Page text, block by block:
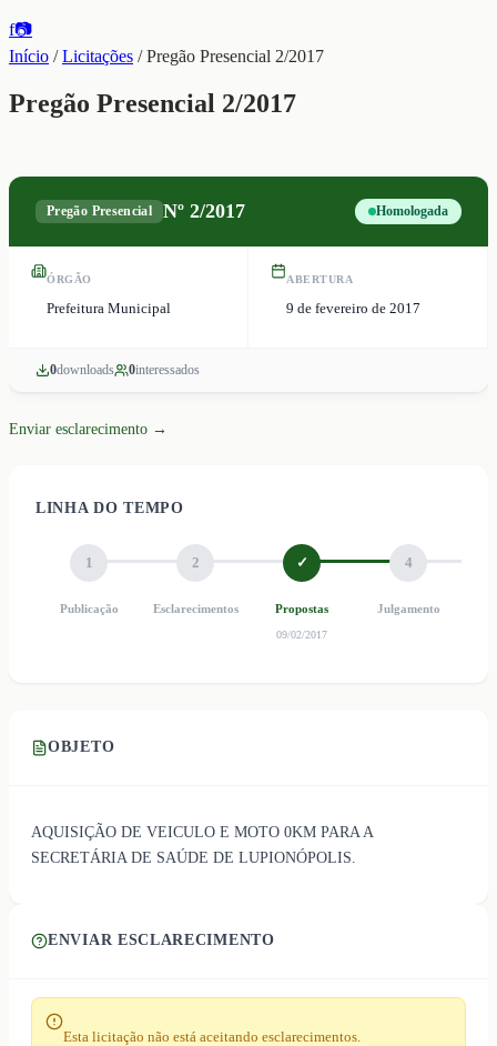
f📷
Início /Licitações /Pregão Presencial 2/2017
Pregão Presencial 2/2017
Pregão Presencial Nº2/2017 Homologada
ÓRGÃO
Prefeitura Municipal
ABERTURA
9 de fevereiro de 2017
0downloads 0interessados
Enviar esclarecimento →
LINHA DO TEMPO
1
Publicação
2
Esclarecimentos
✓
Propostas
09/02/2017
4
Julgamento
OBJETO
AQUISIÇÃO DE VEICULO E MOTO 0KM PARA A
SECRETÁRIA DE SAÚDE DE LUPIONÓPOLIS.
ENVIAR ESCLARECIMENTO
Esta licitação não está aceitando esclarecimentos.